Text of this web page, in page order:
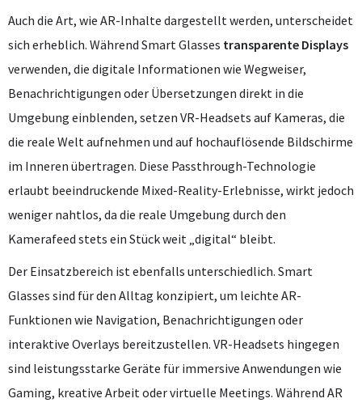
Auch die Art, wie AR-Inhalte dargestellt werden, unterscheidet
sich erheblich. Während Smart Glasses transparente Displays
verwenden, die digitale Informationen wie Wegweiser,
Benachrichtigungen oder Übersetzungen direkt in die
Umgebung einblenden, setzen VR-Headsets auf Kameras, die
die reale Welt aufnehmen und auf hochauflösende Bildschirme
im Inneren übertragen. Diese Passthrough-Technologie
erlaubt beeindruckende Mixed-Reality-Erlebnisse, wirkt jedoch
weniger nahtlos, da die reale Umgebung durch den
Kamerafeed stets ein Stück weit „digital“ bleibt.
Der Einsatzbereich ist ebenfalls unterschiedlich. Smart
Glasses sind für den Alltag konzipiert, um leichte AR-
Funktionen wie Navigation, Benachrichtigungen oder
interaktive Overlays bereitzustellen. VR-Headsets hingegen
sind leistungsstarke Geräte für immersive Anwendungen wie
Gaming, kreative Arbeit oder virtuelle Meetings. Während AR